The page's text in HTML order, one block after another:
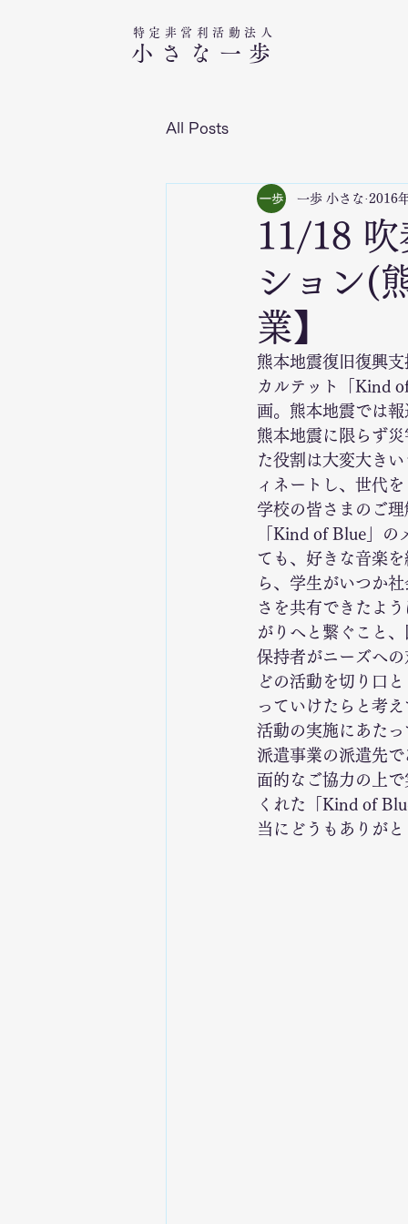
特定非営利活動法人​
小さな一歩
All Posts
11/18
ション(
業】
一歩 小さな 2016
熊本地震復旧復興
カルテット「Kind
画。熊本地震では
熊本地震に限らず
た役割は大変大き
ィネートし、世代
学校の皆さまのご
「Kind of Blue」の
ても、好きな音楽
ら、学生がいつか
さを共有できたよ
がりへと繋ぐこと
保持者がニーズへ
どの活動を切り口
っていけたらと考
活動の実施にあた
派遣事業の派遣先
面的なご協力の上
くれた「Kind of
当にどうもありが